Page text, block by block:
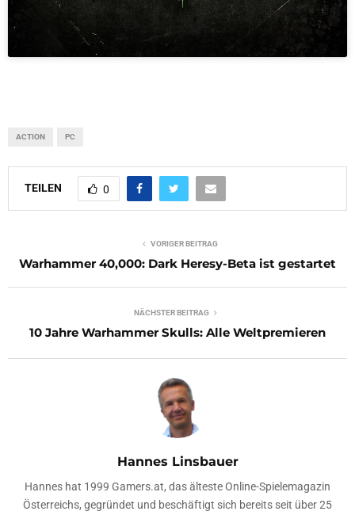
ACTION PC
TEILEN 0
VORIGER BEITRAG
Warhammer 40,000: Dark Heresy-Beta ist gestartet
NÄCHSTER BEITRAG
10 Jahre Warhammer Skulls: Alle Weltpremieren
Hannes Linsbauer
Hannes hat 1999 Gamers.at, das älteste Online-Spielemagazin
Österreichs, gegründet und beschäftigt sich bereits seit über 25